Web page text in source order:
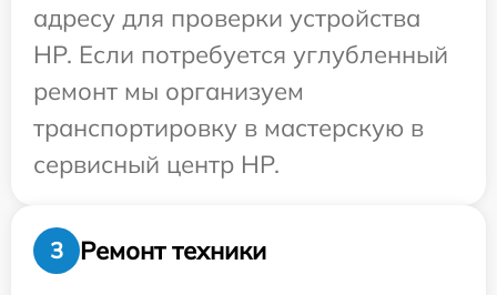
адресу для проверки устройства
HP. Если потребуется углубленный
ремонт мы организуем
транспортировку в мастерскую в
сервисный центр HP.
3
Ремонт техники